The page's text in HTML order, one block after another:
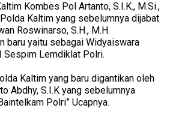
Kombes Pol Artanto, S.I.K., M.Si.,
Kaltim yang sebelumnya dijabat
Roswinarso, S.H., M.H.
baru yaitu sebagai Widyaiswara
Sespim Lemdiklat Polri.
Kaltim yang baru digantikan oleh
Abdhy, S.I.K yang sebelumnya
Polri” Ucapnya.